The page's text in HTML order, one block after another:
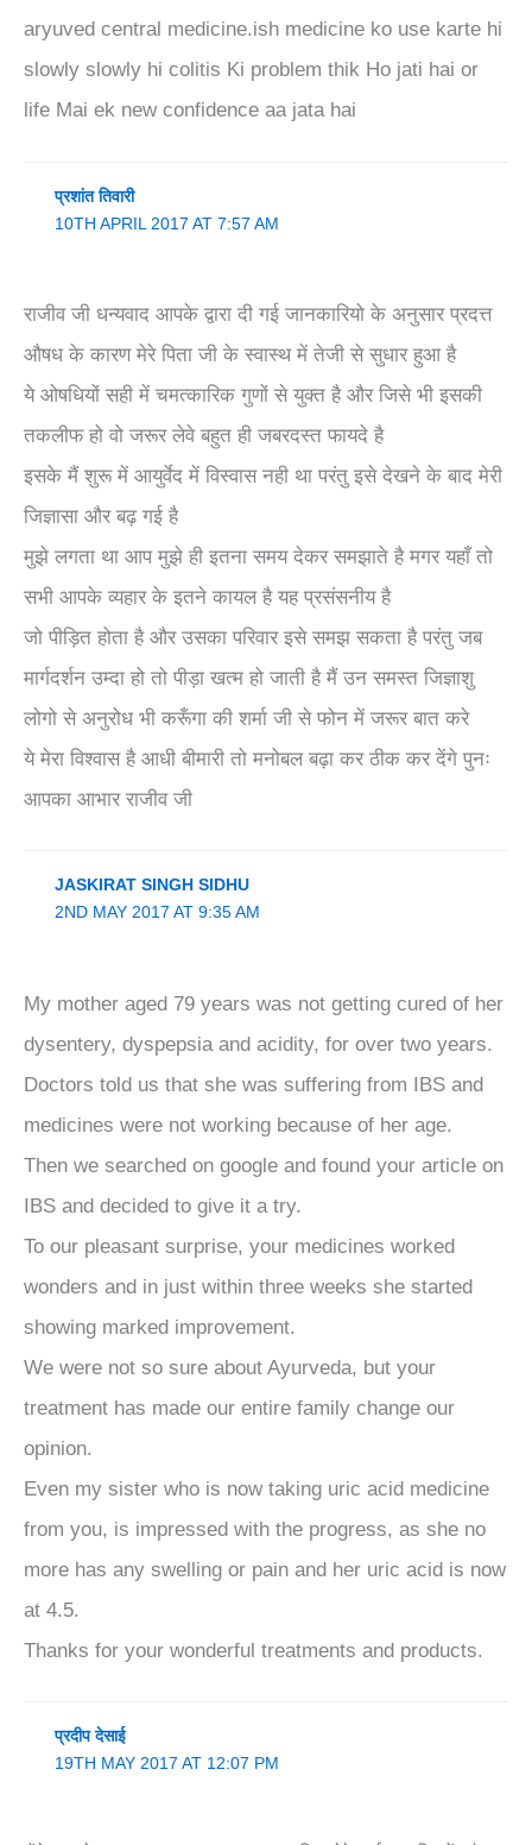
aryuved central medicine.ish medicine ko use karte hi
slowly slowly hi colitis Ki problem thik Ho jati hai or
life Mai ek new confidence aa jata hai
प्रशांत तिवारी
10TH APRIL 2017 AT 7:57 AM
राजीव जी धन्यवाद आपके द्वारा दी गई जानकारियो के अनुसार प्रदत्त
औषध के कारण मेरे पिता जी के स्वास्थ में तेजी से सुधार हुआ है
ये ओषधियों सही में चमत्कारिक गुणों से युक्त है और जिसे भी इसकी
तकलीफ हो वो जरूर लेवे बहुत ही जबरदस्त फायदे है
इसके मैं शुरू में आयुर्वेद में विस्वास नही था परंतु इसे देखने के बाद मेरी
जिज्ञासा और बढ़ गई है
मुझे लगता था आप मुझे ही इतना समय देकर समझाते है मगर यहाँ तो
सभी आपके व्यहार के इतने कायल है यह प्रसंसनीय है
जो पीड़ित होता है और उसका परिवार इसे समझ सकता है परंतु जब
मार्गदर्शन उम्दा हो तो पीड़ा खत्म हो जाती है मैं उन समस्त जिज्ञाशु
लोगो से अनुरोध भी करूँगा की शर्मा जी से फोन में जरूर बात करे
ये मेरा विश्वास है आधी बीमारी तो मनोबल बढ़ा कर ठीक कर देंगे पुनः
आपका आभार राजीव जी
JASKIRAT SINGH SIDHU
2ND MAY 2017 AT 9:35 AM
My mother aged 79 years was not getting cured of her
dysentery, dyspepsia and acidity, for over two years.
Doctors told us that she was suffering from IBS and
medicines were not working because of her age.
Then we searched on google and found your article on
IBS and decided to give it a try.
To our pleasant surprise, your medicines worked
wonders and in just within three weeks she started
showing marked improvement.
We were not so sure about Ayurveda, but your
treatment has made our entire family change our
opinion.
Even my sister who is now taking uric acid medicine
from you, is impressed with the progress, as she no
more has any swelling or pain and her uric acid is now
at 4.5.
Thanks for your wonderful treatments and products.
प्रदीप देसाई
19TH MAY 2017 AT 12:07 PM